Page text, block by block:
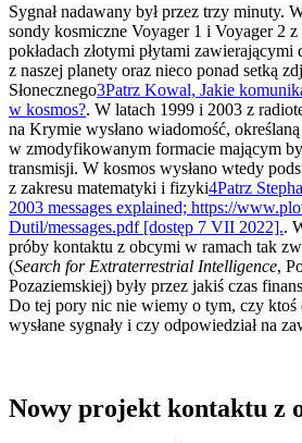
Sygnał nadawany był przez trzy minuty.
sondy kosmiczne Voyager 1 i Voyager 2
pokładach złotymi płytami
z naszej planety oraz nieco ponad setką
Słonecznego3Patrz Kowal, Jakie
w kosmos?. W latach 1999 i 2003 z
na Krymie wysłano wiadomość,
w zmodyfikowanym formacie mającym
transmisji. W kosmos wysłano wtedy
z zakresu matematyki i fizyki4Patrz
2003 messages explained; https://
Dutil/messages.pdf [dostęp 7 VII 2022]..
próby kontaktu z obcymi w ramach tak
(Search for Extraterrestrial Intelligence,
Pozaziemskiej) były przez jakiś czas
Do tej pory nic nie wiemy o tym, czy ktoś
wysłane sygnały i czy odpowiedział na
Nowy projekt kontaktu z